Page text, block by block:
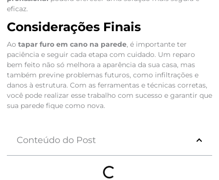
eficaz.
Considerações Finais
Ao tapar furo em cano na parede, é importante ter
paciência e seguir cada etapa com cuidado. Um reparo
bem feito não só melhora a aparência da sua casa, mas
também previne problemas futuros, como infiltrações e
danos à estrutura. Com as ferramentas e técnicas corretas,
você pode realizar esse trabalho com sucesso e garantir que
sua parede fique como nova.
Conteúdo do Post